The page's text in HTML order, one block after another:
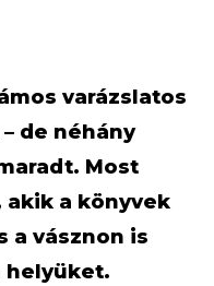
varázslatos
de néhány
Most
a könyvek
a vásznon is
helyüket.